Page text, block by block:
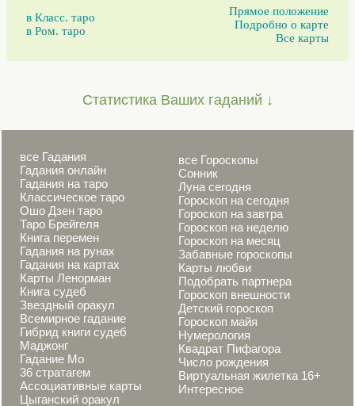
в Класс. таро
в Ром. таро
Прямое положение
Подробно о карте
Все карты
Статистика Ваших гаданий ↓
все Гадания
Гадания онлайн
Гадания на таро
Классическое таро
Ошо Дзен таро
Таро Брейгеля
Книга перемен
Гадания на рунах
Гадания на картах
Карты Ленорман
Книга судеб
Звездный оракул
Всемирное гадание
Гибрид книги судеб
Маджонг
Гадание Мо
36 стратагем
Ассоциативные карты
Цыганский оракул
все Гороскопы
Сонник
Луна сегодня
Гороскоп на сегодня
Гороскоп на завтра
Гороскоп на неделю
Гороскоп на месяц
Забавные гороскопы
Карты любви
Подобрать партнера
Гороскоп внешности
Детский гороскоп
Гороскоп майя
Нумерология
Квадрат Пифагора
Число рождения
Виртуальная жилетка 16+
Интересное